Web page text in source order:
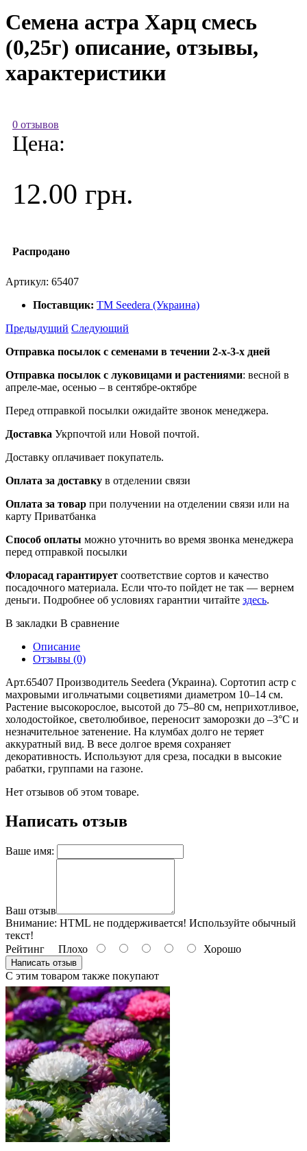
Семена астра Харц смесь
(0,25г) описание, отзывы,
характеристики
0 отзывов
Цена:
12.00 грн.
Распродано
Артикул: 65407
Поставщик: ТМ Seedera (Украина)
Предыдущий Следующий
Отправка посылок с семенами в течении 2-х-3-х дней
Отправка посылок с луковицами и растениями: весной в
апреле-мае, осенью – в сентябре-октябре
Перед отправкой посылки ожидайте звонок менеджера.
Доставка Укрпочтой или Новой почтой.
Доставку оплачивает покупатель.
Оплата за доставку в отделении связи
Оплата за товар при получении на отделении связи или на
карту Приватбанка
Способ оплаты можно уточнить во время звонка менеджера
перед отправкой посылки
Флорасад гарантирует соответствие сортов и качество
посадочного материала. Если что-то пойдет не так — вернем
деньги. Подробнее об условиях гарантии читайте здесь.
В закладки В сравнение
Описание
Отзывы (0)
Арт.65407 Производитель Seedera (Украина). Сортотип астр с
махровыми игольчатыми соцветиями диаметром 10–14 см.
Растение высокорослое, высотой до 75–80 см, неприхотливое,
холодостойкое, светолюбивое, переносит заморозки до –3°С и
незначительное затенение. На клумбах долго не теряет
аккуратный вид. В весе долгое время сохраняет
декоративность. Используют для среза, посадки в высокие
рабатки, группами на газоне.
Нет отзывов об этом товаре.
Написать отзыв
Ваше имя:
Ваш отзыв
Внимание: HTML не поддерживается! Используйте обычный
текст!
Рейтинг Плохо Хорошо
Написать отзыв
С этим товаром также покупают